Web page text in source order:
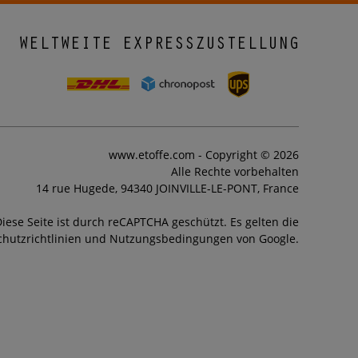
WELTWEITE EXPRESSZUSTELLUNG
www.etoffe.com - Copyright © 2026
Alle Rechte vorbehalten
14 rue Hugede, 94340 JOINVILLE-LE-PONT, France
Seite ist durch reCAPTCHA geschützt. Es gelten die
und Nutzungsbedingungen von Google.